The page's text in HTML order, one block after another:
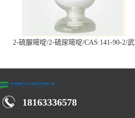
2-硫脲嘧啶/2-硫尿嘧啶/CAS:141-90-2/武
18163336578